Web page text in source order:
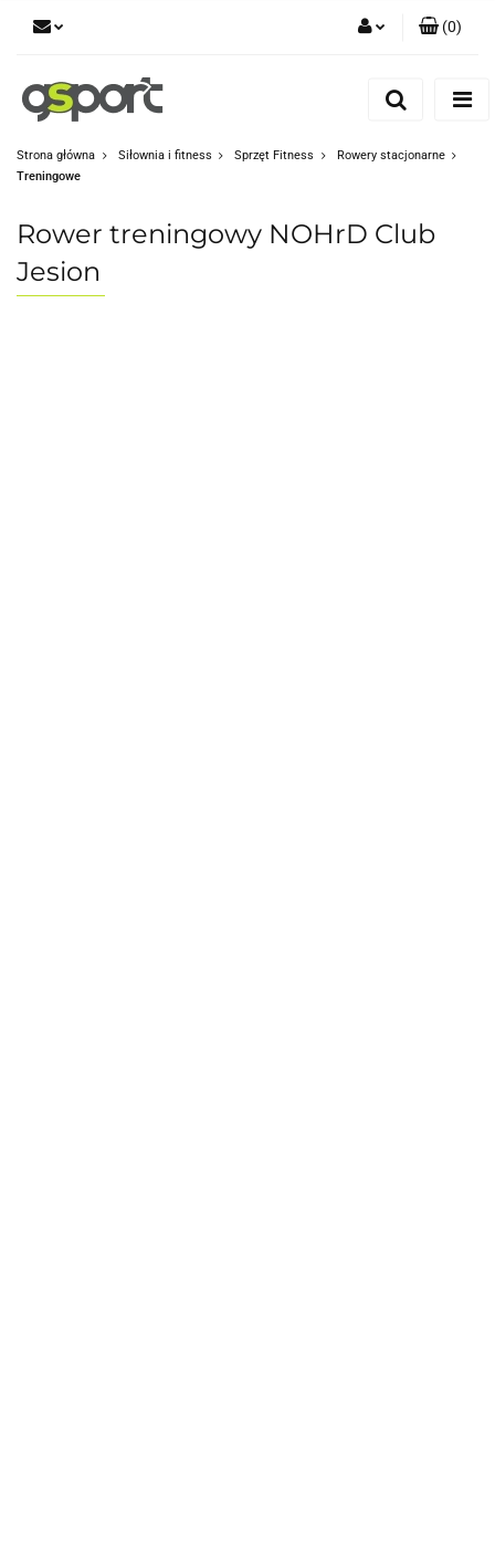
Dodaj zgłoszenie
(0)
Strona główna Siłownia i fitness Sprzęt Fitness
Rowery stacjonarne
Treningowe
Rower treningowy NOHrD Club
Jesion